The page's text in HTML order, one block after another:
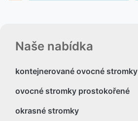
Naše nabídka
kontejnerované ovocné stromky
ovocné stromky prostokořené
okrasné stromky